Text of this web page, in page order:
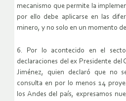
mecanismo que permite la
por ello debe aplicarse en las
minero, y no solo en un momento
6. Por lo acontecido en el
declaraciones del ex Presidente del
Jiménez, quien declaró que no
consulta en por lo menos 14
los Andes del país, expresamos